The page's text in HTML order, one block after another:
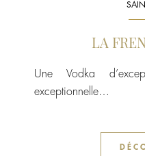
LA
Une Vodka
exceptionnelle…